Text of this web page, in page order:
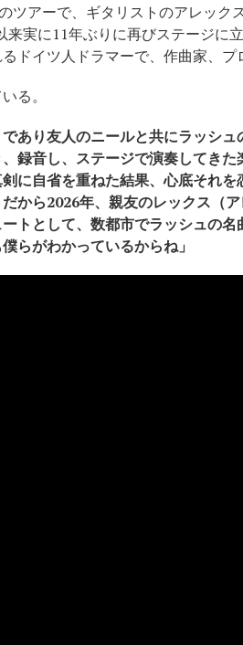
ツアーで、ギタリストのアレック
実に11年ぶりに再びステージに
ドイツ人ドラマーで、作曲家、プ
る。
あり友人のニールと共にラッシ
録音し、ステージで演奏してき
に自省を重ねた結果、心底それを
から2026年、親友のレックス（
トとして、数都市でラッシュの
らがわかっているからね」